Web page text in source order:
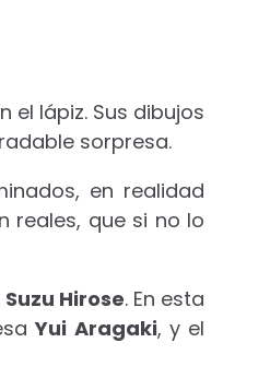
el lápiz. Sus dibujos
sorpresa.
en realidad
reales, que si no lo
Suzu Hirose. En esta
Yui Aragaki, y el